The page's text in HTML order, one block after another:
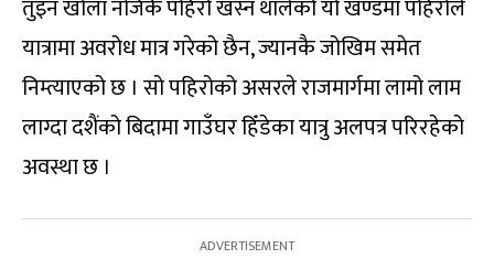
तुइन खोला नजिकै पहिरो खस्न थालेको यो खण्डमा पहिरोले
यात्रामा अवरोध मात्र गरेको छैन, ज्यानकै जोखिम समेत
निम्त्याएको छ । सो पहिरोको असरले राजमार्गमा लामो लाम
लाग्दा दशैंको बिदामा गाउँघर हिँडेका यात्रु अलपत्र परिरहेको
अवस्था छ ।